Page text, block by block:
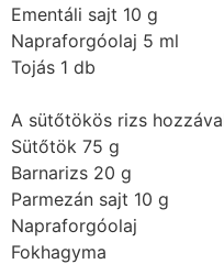
Ementáli sajt 10 g
Napraforgóolaj 5 ml
Tojás 1 db
A sütőtökös rizs
Sütőtök 75 g
Barnarizs 20 g
Parmezán sajt 10 g
Napraforgóolaj
Fokhagyma